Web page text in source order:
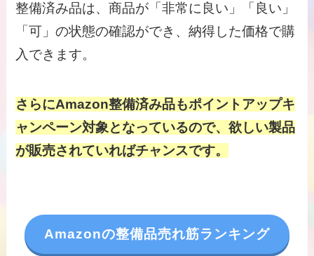
整備済み品は、商品が「非常に良い」「良い」
「可」の状態の確認ができ、納得した価格で購
入できます。
さらにAmazon整備済み品もポイントアップキ
ャンペーン対象となっているので、欲しい製品
が販売されていればチャンスです。
Amazonの整備品売れ筋ランキング